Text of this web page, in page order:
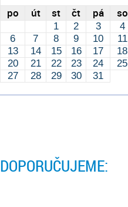
po út st čt pá so
1 2 3 4
6
7 8 9 10 11
13
14 15 16 17 18
20
21 22 23 24 25
27
28 29 30 31
DOPORUČUJEME: